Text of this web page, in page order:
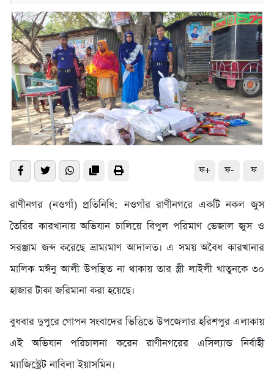
ফ+ ফ- ফ
রাণীনগর (নওগাঁ) প্রতিনিধি: নওগাঁর রাণীনগরে একটি নকল জুস
তৈরির কারখানায় অভিযান চালিয়ে বিপুল পরিমাণ ভেজাল জুস ও
সরঞ্জাম জব্দ করেছে ভ্রাম্যমাণ আদালত। এ সময় অবৈধ কারখানার
মালিক মঈনু আলী উপস্থিত না থাকায় তার স্ত্রী লাইলী খাতুনকে ৩০
হাজার টাকা জরিমানা করা হয়েছে।
বুধবার দুপুরে গোপন সংবাদের ভিত্তিতে উপজেলার হরিশপুর এলাকায়
এই অভিযান পরিচালনা করেন রাণীনগরের এসিল্যান্ড নির্বাহী
ম্যাজিস্ট্রেট নাবিলা ইয়াসমিন।